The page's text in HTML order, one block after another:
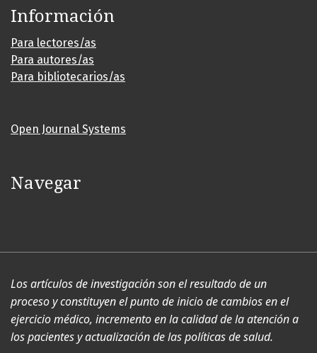
Información
Para lectores/as
Para autores/as
Para bibliotecarios/as
Open Journal Systems
Navegar
Los artículos de investigación son el resultado de un
proceso y constituyen el punto de inicio de cambios en el
ejercicio médico, incremento en la calidad de la atención a
los pacientes y actualización de las políticas de salud.